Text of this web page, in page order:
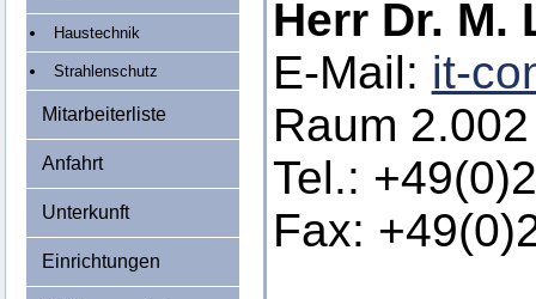
Haustechnik
Strahlenschutz
Mitarbeiterliste
Anfahrt
Unterkunft
Einrichtungen
Herr Dr. M.
E-Mail: it-
Raum 2.002
Tel.:
Fax: